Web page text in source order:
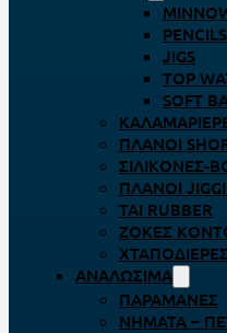
PENCILS
JIGS
TOP
SOFT
ΠΛΆΝΟΙ
ΣΙΛΙΚΌΝΕΣ-
ΠΛΆΝΟΙ
TAI RUBBER
ΖΌΚΕΣ
ΑΝΑΛΏΣΙΜΑ
ΠΑΡΑΜΆΝΕΣ
ΝΉΜΑΤΑ –